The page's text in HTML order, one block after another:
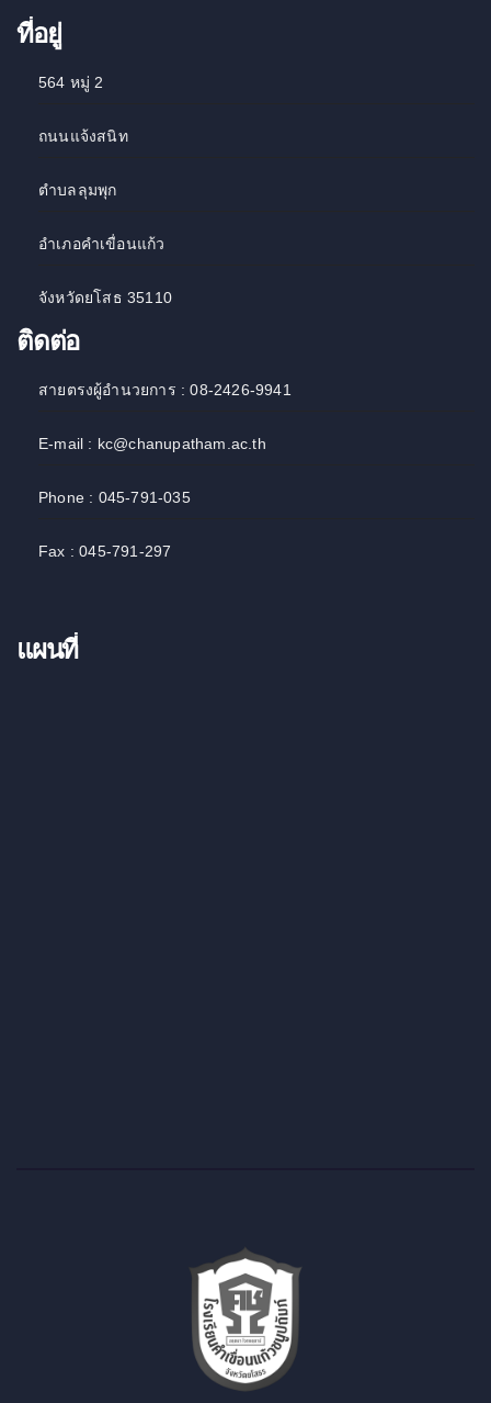
ที่อยู่
564 หมู่ 2
ถนนแจ้งสนิท
ตำบลลุมพุก
อำเภอคำเขื่อนแก้ว
จังหวัดยโสธ 35110
ติดต่อ
สายตรงผู้อำนวยการ : 08-2426-9941
E-mail : kc@chanupatham.ac.th
Phone : 045-791-035
Fax : 045-791-297
แผนที่